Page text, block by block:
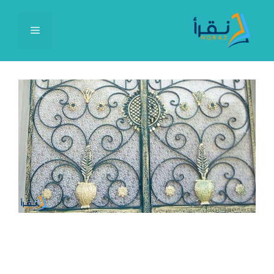
المحتوى
القائمة